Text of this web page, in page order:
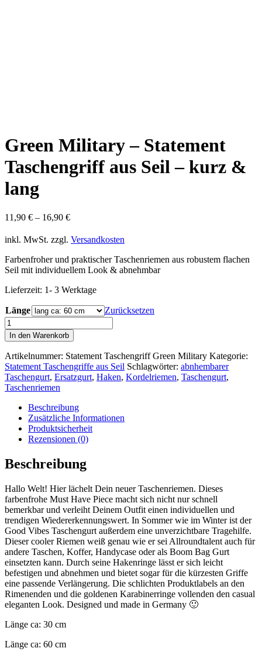
Green Military – Statement
Taschengriff aus Seil – kurz &
lang
11,90 € – 16,90 €
inkl. MwSt. zzgl. Versandkosten
Farbenfroher und praktischer Taschenriemen aus robustem flachen
Seil mit individuellem Look & abnehmbar
Lieferzeit: 1- 3 Werktage
Länge
Zurücksetzen
Green
Military
-
Statement
Taschengriff
aus
Seil
-
kurz
lang
Menge
In den Warenkorb
Artikelnummer: Statement Taschengriff Green Military Kategorie:
Statement Taschengriffe aus Seil Schlagwörter: abnhembarer
Taschengurt, Ersatzgurt, Haken, Kordelriemen, Taschengurt,
Taschenriemen
Beschreibung
Zusätzliche Informationen
Produktsicherheit
Rezensionen (0)
Beschreibung
Hallo Welt! Hier lächelt Dein neuer Taschenriemen. Dieses
farbenfrohe Must Have Piece macht sich nicht nur schnell
bemerkbar und verleiht Deinem Outfit einen individuellen und
trendigen Wiedererkennungswert. In Sommer wie im Winter ist der
Good Vibes Taschengurt außerdem eine unverzichtbare Tragehilfe.
Dieser cooler Riemen weiß genau wie er sei Allroundtalent auch für
andere Taschen, Koffer, Handycase oder als Boom Bag Gurt
einsetzten kann. Durch seine Hakenringe lässt er sich leicht
befestigen und abnehmen und bietet sogar für die kürzesten Griffe
eine passende Verlängerung. Die schlichten Produktlabels an den
Rimenenden und die goldenen Karabinerringe vollenden den casual
eleganten Look. Designed und made in Germany 🙂
Länge ca: 30 cm
Länge ca: 60 cm